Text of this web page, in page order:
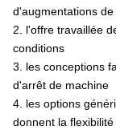
d'augmentations
2. l'offre travaillée
conditions
3. les conceptions
d'arrêt de machine
4. les options
donnent la